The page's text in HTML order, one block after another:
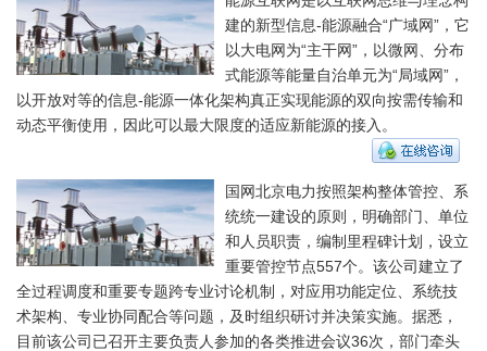
建的新型信息-能源融合“广域网”，它
以大电网为“主干网”，以微网、分布
式能源等能量自治单元为“局域网”，
以开放对等的信息-能源一体化架构真正实现能源的双向按需传输和
动态平衡使用，因此可以最大限度的适应新能源的接入。
国网北京电力按照架构整体管控、系
统统一建设的原则，明确部门、单位
和人员职责，编制里程碑计划，设立
重要管控节点557个。该公司建立了
全过程调度和重要专题跨专业讨论机制，对应用功能定位、系统技
术架构、专业协同配合等问题，及时组织研讨并决策实施。据悉，
目前该公司已召开主要负责人参加的各类推进会议36次，部门牵头